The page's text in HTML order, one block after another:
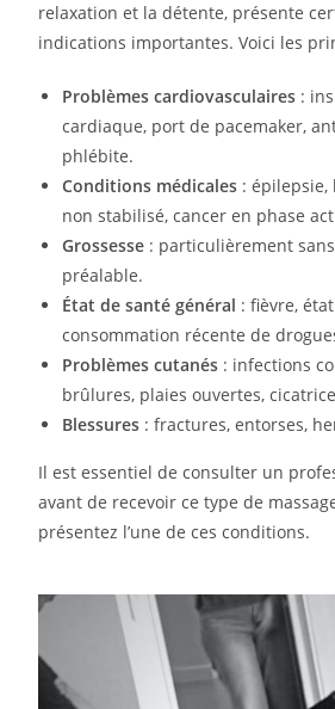
relaxation et la détente, présente
indications importantes. Voici les
Problèmes cardiovasculaires :
cardiaque, port de pacemaker,
phlébite.
Conditions médicales :
non stabilisé, cancer en phase
Grossesse : particulièrement
préalable.
État de santé général : fièvre,
consommation récente de
Problèmes cutanés : infections
brûlures, plaies ouvertes,
Blessures : fractures, entorses,
Il est essentiel de consulter un
avant de recevoir ce type de
présentez l’une de ces conditions.